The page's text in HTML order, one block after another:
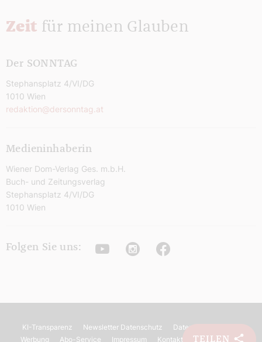
TEILEN
Zeit für meinen Glauben
Der SONNTAG
Stephansplatz 4/VI/DG
1010 Wien
redaktion@dersonntag.at
Medieninhaberin
Wiener Dom-Verlag Ges. m.b.H.
Buch- und Zeitungsverlag
Stephansplatz 4/VI/DG
1010 Wien
Folgen Sie uns: YoutubeInstagramFacebook
KI-Transparenz Newsletter Datenschutz Datenschutz
Werbung
Abo-Service Impressum Kontakt Barrierefreiheit